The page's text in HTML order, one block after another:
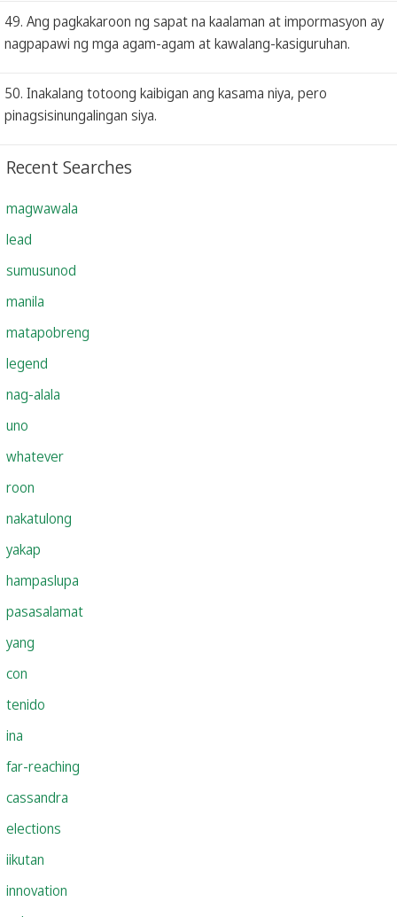
49. Ang pagkakaroon ng sapat na kaalaman at impormasyon ay
nagpapawi ng mga agam-agam at kawalang-kasiguruhan.
50. Inakalang totoong kaibigan ang kasama niya, pero
pinagsisinungalingan siya.
Recent Searches
magwawala
lead
sumusunod
manila
matapobreng
legend
nag-alala
uno
whatever
roon
nakatulong
yakap
hampaslupa
pasasalamat
yang
con
tenido
ina
far-reaching
cassandra
elections
iikutan
innovation